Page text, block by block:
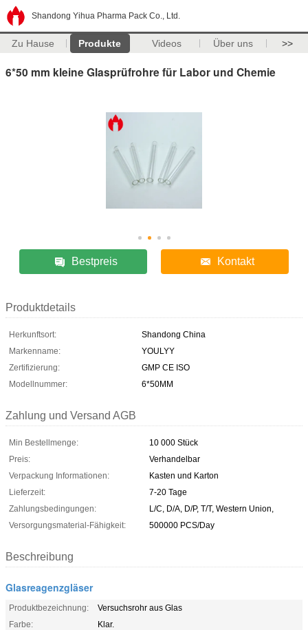
Shandong Yihua Pharma Pack Co., Ltd.
Zu Hause Produkte Videos Über uns >>
6*50 mm kleine Glasprüfrohre für Labor und Chemie
Bestpreis Kontakt
Produktdetails
Herkunftsort:
Shandong China
Markenname:
YOULYY
Zertifizierung:
GMP CE ISO
Modellnummer:
6*50MM
Zahlung und Versand AGB
Min Bestellmenge:
10 000 Stück
Preis:
Verhandelbar
Verpackung Informationen:
Kasten und Karton
Lieferzeit:
7-20 Tage
Zahlungsbedingungen:
L/C, D/A, D/P, T/T, Western Union,
Versorgungsmaterial-Fähigkeit:
500000 PCS/Day
Beschreibung
Glasreagenzgläser
Produktbezeichnung:
Versuchsrohr aus Glas
Farbe:
Klar.